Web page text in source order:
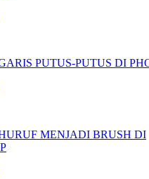
PUTUS-PUTUS DI
MENJADI BRUSH DI